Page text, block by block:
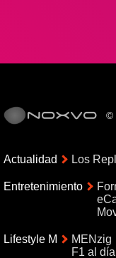
©
Actualidad Los
Entretenimiento
Lifestyle M MENzig
F1 al día